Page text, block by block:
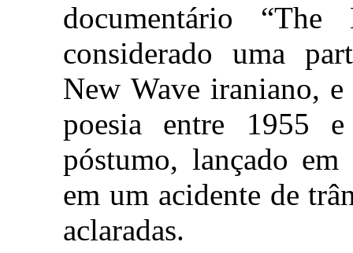
documentário
considerado uma
New Wave iraniano,
poesia entre 1955
póstumo, lançado
em um acidente de
aclaradas.